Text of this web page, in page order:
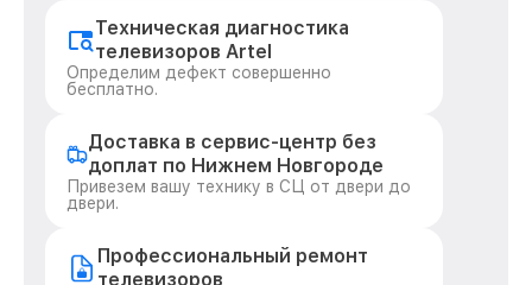
Техническая диагностика
телевизоров Artel
Определим дефект совершенно
бесплатно.
Доставка в сервис-центр без
доплат по Нижнем Новгороде
Привезем вашу технику в СЦ от двери до
двери.
Профессиональный ремонт
телевизоров